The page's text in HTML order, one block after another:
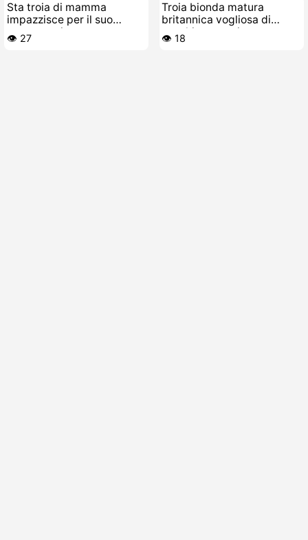
Sta troia di mamma
impazzisce per il suo
cazzetto giovane
👁️ 27
Troia bionda matura
britannica vogliosa di
succhiare cazzi
👁️ 18